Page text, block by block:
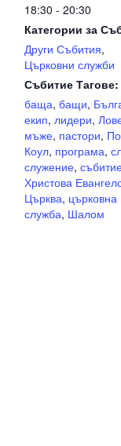
18:30 - 20:30
Категории за
Други Събития,
Църковни служби
Събитие Тагове:
баща, бащи,
екип, лидери,
мъже, пастори,
Коул, програма,
служение,
Христова
Църква, църковна
служба, Шалом